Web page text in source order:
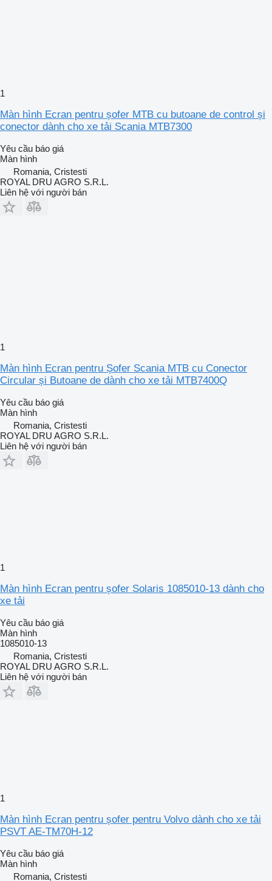
1
Màn hình Ecran pentru șofer MTB cu butoane de control și
conector dành cho xe tải Scania MTB7300
Yêu cầu báo giá
Màn hình
Romania, Cristesti
ROYAL DRU AGRO S.R.L.
Liên hệ với người bán
1
Màn hình Ecran pentru Șofer Scania MTB cu Conector
Circular și Butoane de dành cho xe tải MTB7400Q
Yêu cầu báo giá
Màn hình
Romania, Cristesti
ROYAL DRU AGRO S.R.L.
Liên hệ với người bán
1
Màn hình Ecran pentru șofer Solaris 1085010-13 dành cho
xe tải
Yêu cầu báo giá
Màn hình
1085010-13
Romania, Cristesti
ROYAL DRU AGRO S.R.L.
Liên hệ với người bán
1
Màn hình Ecran pentru șofer pentru Volvo dành cho xe tải
PSVT AE-TM70H-12
Yêu cầu báo giá
Màn hình
Romania, Cristesti